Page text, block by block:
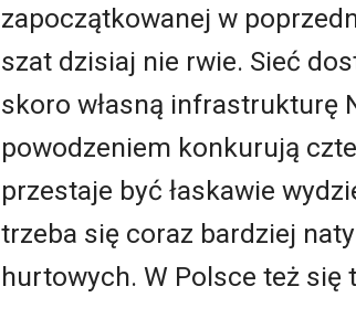
zapoczątkowanej w
szat dzisiaj nie rwie. Sieć
skoro własną infrastrukturę
powodzeniem konkurują
przestaje być łaskawie
trzeba się coraz bardziej
hurtowych. W Polsce też się